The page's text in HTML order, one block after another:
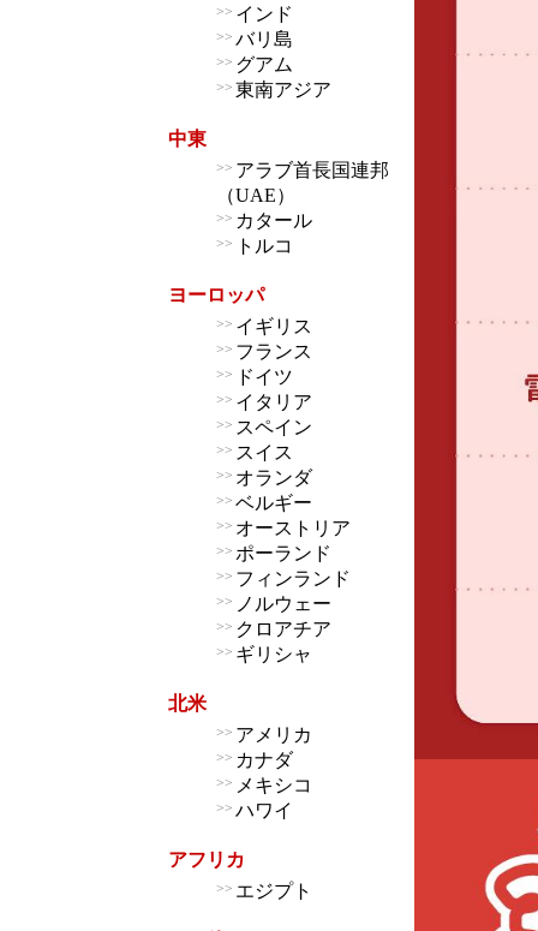
>> インド
>> バリ島
>> グアム
>> 東南アジア
中東
>> アラブ首長国連邦
（UAE）
>> カタール
>> トルコ
ヨーロッパ
>> イギリス
>> フランス
>> ドイツ
>> イタリア
>> スペイン
>> スイス
>> オランダ
>> ベルギー
>> オーストリア
>> ポーランド
>> フィンランド
>> ノルウェー
>> クロアチア
>> ギリシャ
北米
>> アメリカ
>> カナダ
>> メキシコ
>> ハワイ
アフリカ
>> エジプト